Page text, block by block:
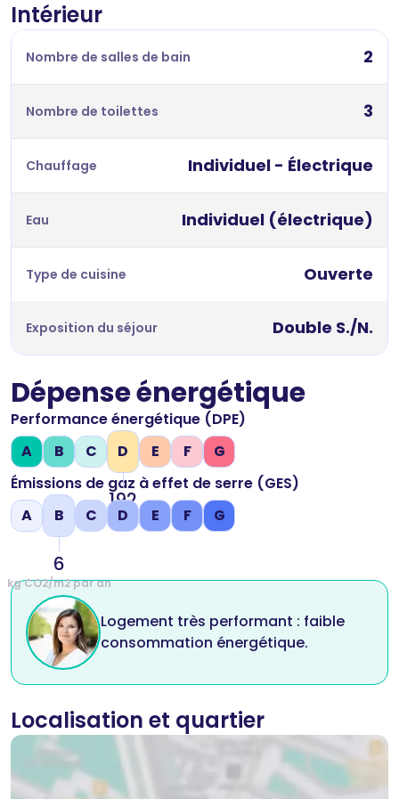
Intérieur
Nombre de salles de bain 2
Nombre de toilettes 3
Chauffage Individuel - Électrique
Eau Individuel (électrique)
Type de cuisine Ouverte
Exposition du séjour Double S./N.
Dépense énergétique
Performance énergétique (DPE)
A
B C D
192
kWh/m2 par an
E F
G
Émissions de gaz à effet de serre (GES)
A
B
6
kg CO2/m2 par an
C D E F G
Logement très performant : faible
consommation énergétique.
Localisation et quartier